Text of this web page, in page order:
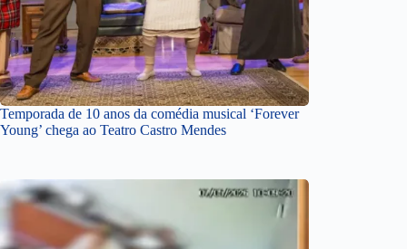
Temporada de 10 anos da comédia musical ‘Forever
Young’ chega ao Teatro Castro Mendes